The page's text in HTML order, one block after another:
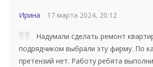
Ирина 17 марта 2024, 20:12
Надумали сделать ремонт
подрядчиком выбрали эту фирму. По
претензий нет. Работу ребята